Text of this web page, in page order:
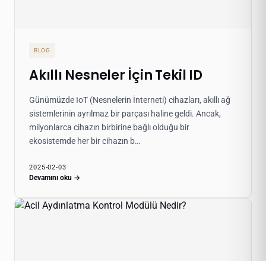
BLOG
Akıllı Nesneler İçin Tekil ID
Günümüzde IoT (Nesnelerin İnterneti) cihazları, akıllı ağ
sistemlerinin ayrılmaz bir parçası haline geldi. Ancak,
milyonlarca cihazın birbirine bağlı olduğu bir
ekosistemde her bir cihazın b…
2025-02-03
Devamını oku →